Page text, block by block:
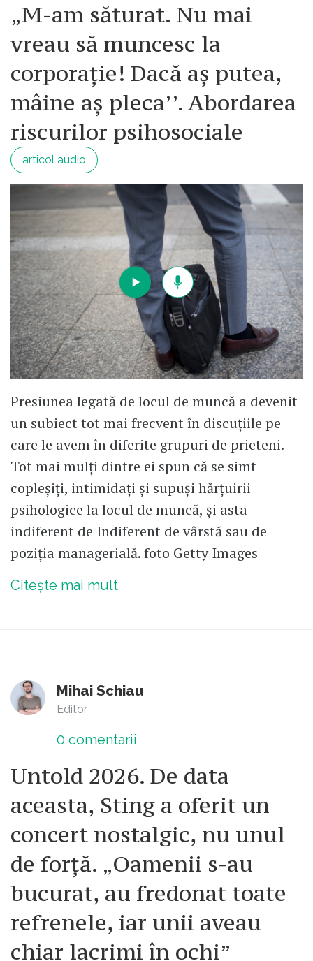
„M-am săturat. Nu mai
vreau să muncesc la
corporație! Dacă aș putea,
mâine aș pleca’’. Abordarea
riscurilor psihosociale
articol audio
Presiunea legată de locul de muncă a devenit
un subiect tot mai frecvent în discuțiile pe
care le avem în diferite grupuri de prieteni.
Tot mai mulți dintre ei spun că se simt
copleșiți, intimidați și supuși hărțuirii
psihologice la locul de muncă, și asta
indiferent de Indiferent de vârstă sau de
poziția managerială. foto Getty Images
Citește mai mult
Mihai Schiau
Editor
0 comentarii
Untold 2026. De data
aceasta, Sting a oferit un
concert nostalgic, nu unul
de forță. „Oamenii s-au
bucurat, au fredonat toate
refrenele, iar unii aveau
chiar lacrimi în ochi”